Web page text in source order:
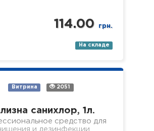
114.00 грн.
На складе
Витрина 2051
санихлор, 1л.
средство для
и дезинфекции